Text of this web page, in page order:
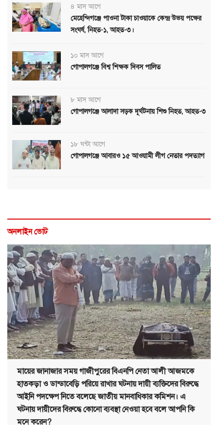
৪ মাস আগে
মেহেন্দিগঞ্জে পাওনা টাকা চাওয়াকে কেন্দ্র উভয় পক্ষের
সংঘর্ষ, নিহত-১, আহত-৩।
১০ মাস আগে
গোপালগঞ্জে বিশ্ব শিক্ষক দিবস পালিত
৮ মাস আগে
গোপালগঞ্জে আলাদা সড়ক দূর্ঘটনায় শিশু নিহত, আহত-৩
১৮ ঘন্টা আগে
গোপালগঞ্জে আবারও ১৫ আওয়ামী লীগ নেতার পদত্যাগ
অনলাইন ভোট
মায়ের জানাজার সময় গাজীপুরের বিএনপি নেতা আলী আজমকে
হাতকড়া ও ডান্ডাবেড়ি পরিয়ে রাখার ঘটনায় দায়ী ব্যক্তিদের বিরুদ্ধে
আইনি পদক্ষেপ নিতে বলেছে জাতীয় মানবাধিকার কমিশন। এ
ঘটনায় দায়ীদের বিরুদ্ধে কোনো ব্যবস্থা নেওয়া হবে বলে আপনি কি
মনে করেন?